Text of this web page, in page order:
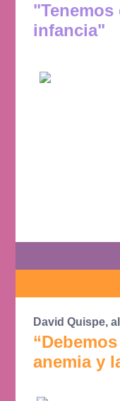
infancia"
David Quispe,
anemia y